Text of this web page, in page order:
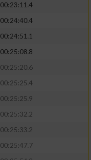
00:23:11.4
00:24:40.4
00:24:51.1
00:25:08.8
00:25:20.6
00:25:25.4
00:25:25.9
00:25:32.2
00:25:33.2
00:25:47.7